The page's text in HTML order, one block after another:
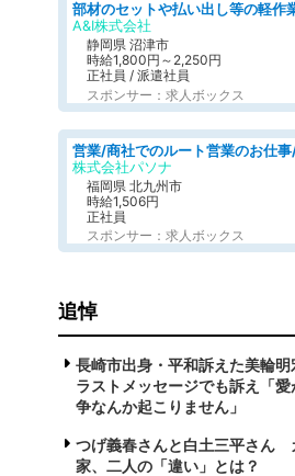
部材のセットや払い出し等の軽作
A&I株式会社
静岡県 沼津市
時給1,800円～2,250円
正社員 / 派遣社員
スポンサー：求人ボックス
株式会社パソナ
福岡県 北九州市
時給1,506円
正社員
スポンサー：求人ボックス
追悼
長崎市出身・平和訴えた美輪
ラストメッセージでも訴え「
争なんか起こりません」
つげ義春さんと白土三平さん
家、二人の「違い」とは？